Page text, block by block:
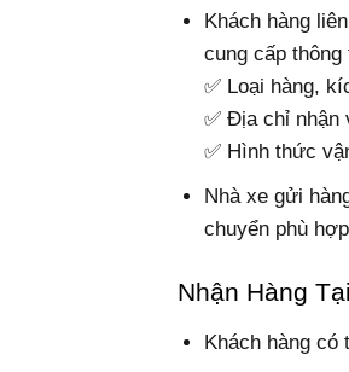
Khách hàng
cung cấp thông
✅ Loại hàng,
✅ Địa chỉ nhận
✅ Hình thức
Nhà xe gửi
chuyển phù
Nhận Hàng
Khách hàng có